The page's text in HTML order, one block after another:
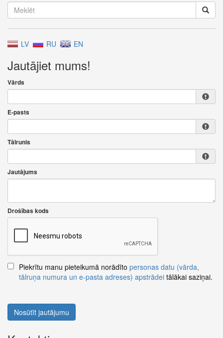
LV RU EN
Jautājiet mums!
Vārds
E-pasts
Tālrunis
Jautājums
Drošības kods
Piekrītu manu pieteikumā norādīto personas datu (vārda,
tālruņa numura un e-pasta adreses) apstrādei tālākai saziņai.
Nosūtīt jautājumu